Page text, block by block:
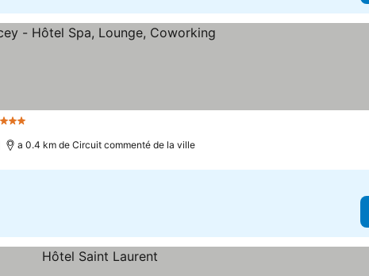
3 Estrelas
a 0.4 km de Circuit commenté de la ville